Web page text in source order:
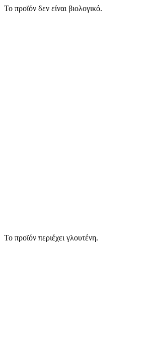
Το προϊόν δεν είναι βιολογικό.
Το προϊόν περιέχει γλουτένη.